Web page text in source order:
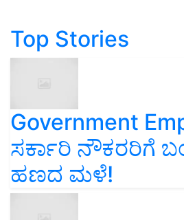
Top Stories
Government
ಸರ್ಕಾರಿ ನೌಕರರಿಗೆ
ಹಣದ ಮಳೆ!